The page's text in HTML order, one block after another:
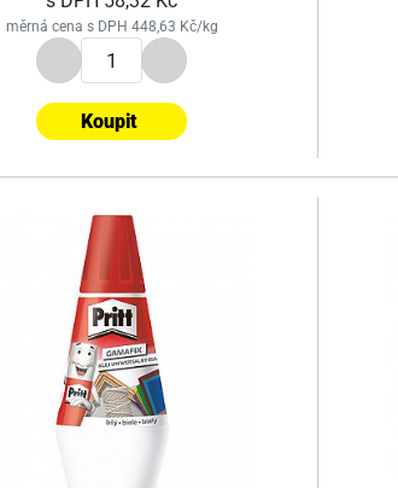
měrná cena s DPH 448,63 Kč/kg
Koupit